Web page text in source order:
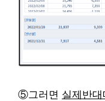
⑤그러면 실제반대